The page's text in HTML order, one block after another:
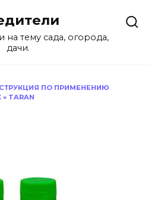
на тему сада, огорода,
дачи.
ПО ПРИМЕНЕНИЮ
» TARAN